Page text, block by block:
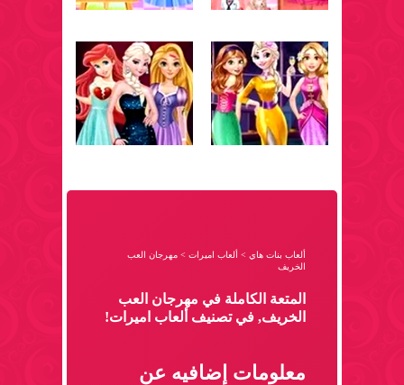
ألعاب بنات هاي > ألعاب اميرات > مهرجان العب
الخريف
المتعة الكاملة في مهرجان العب
الخريف, في تصنيف ألعاب اميرات!
معلومات إضافيه عن